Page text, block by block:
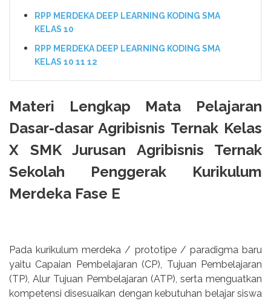
RPP MERDEKA DEEP LEARNING KODING SMA
KELAS 10
RPP MERDEKA DEEP LEARNING KODING SMA
KELAS 10 11 12
Materi Lengkap Mata Pelajaran
Dasar-dasar Agribisnis Ternak Kelas
X SMK Jurusan Agribisnis Ternak
Sekolah Penggerak Kurikulum
Merdeka Fase E
Pada kurikulum merdeka / prototipe / paradigma baru
yaitu Capaian Pembelajaran (CP), Tujuan Pembelajaran
(TP), Alur Tujuan Pembelajaran (ATP), serta menguatkan
kompetensi disesuaikan dengan kebutuhan belajar siswa